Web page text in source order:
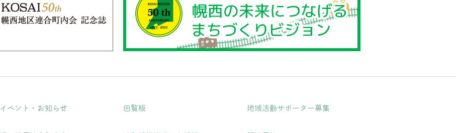
イベント・お知らせ 回覧板 地域活動サポーター募集